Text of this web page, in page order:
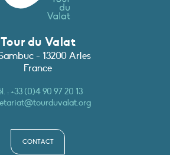
Tour du Valat
- 13200 Arles
France
:+33 (0)4 90 97 20 13
CONTACT